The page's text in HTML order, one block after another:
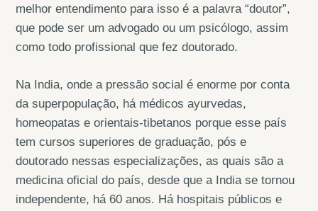
melhor entendimento para isso é a palavra “doutor”,
que pode ser um advogado ou um psicólogo, assim
como todo profissional que fez doutorado.
Na India, onde a pressão social é enorme por conta
da superpopulação, há médicos ayurvedas,
homeopatas e orientais-tibetanos porque esse país
tem cursos superiores de graduação, pós e
doutorado nessas especializações, as quais são a
medicina oficial do país, desde que a India se tornou
independente, há 60 anos. Há hospitais públicos e